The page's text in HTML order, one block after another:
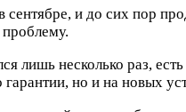
и до сих пор
лишь несколько раз,
но и на новых